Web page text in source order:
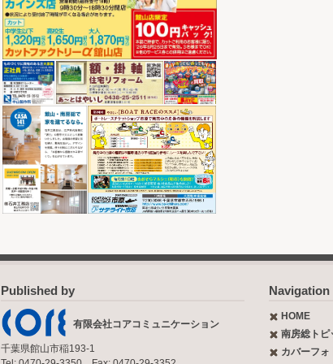
Published by
有限会社コアコミュニケーション
千葉県館山市稲193-1
Navigation
HOME
南房総トピ
カバーフォ